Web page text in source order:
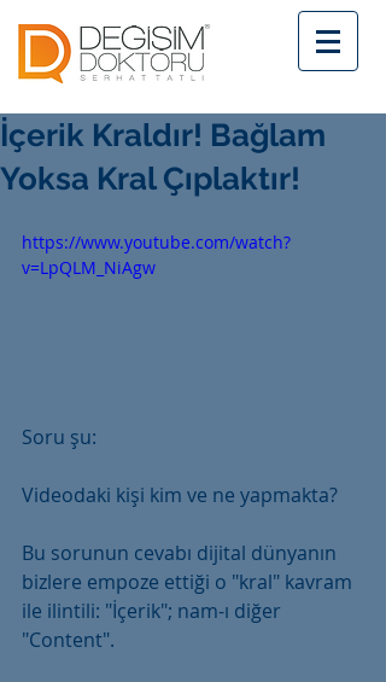
İçerik Kraldır! Bağlam
Yoksa Kral Çıplaktır!
https://www.youtube.com/watch?
v=LpQLM_NiAgw
Soru şu:
Videodaki kişi kim ve ne yapmakta?
Bu sorunun cevabı dijital dünyanın
bizlere empoze ettiği o "kral" kavram
ile ilintili: "İçerik"; nam-ı diğer
"Content".